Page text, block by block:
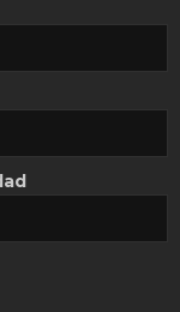
por costos